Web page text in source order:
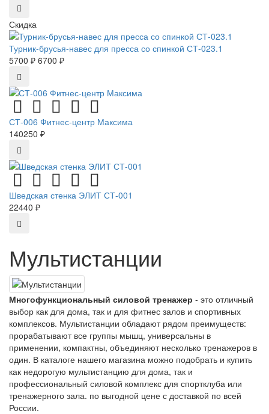
Скидка
Турник-брусья-навес для пресса со спинкой СТ-023.1
5700 ₽ 6700 ₽
СТ-006 Фитнес-центр Максима
140250 ₽
Шведская стенка ЭЛИТ СТ-001
22440 ₽
Мультистанции
Многофункциональный силовой тренажер - это отличный
выбор как для дома, так и для фитнес залов и спортивных
комплексов. Мультистанции обладают рядом преимуществ:
прорабатывают все группы мышц, универсальны в
применении, компактны, объединяют несколько тренажеров в
один. В каталоге нашего магазина можно подобрать и купить
как недорогую мультистанцию для дома, так и
профессиональный силовой комплекс для спортклуба или
тренажерного зала. по выгодной цене с доставкой по всей
России.